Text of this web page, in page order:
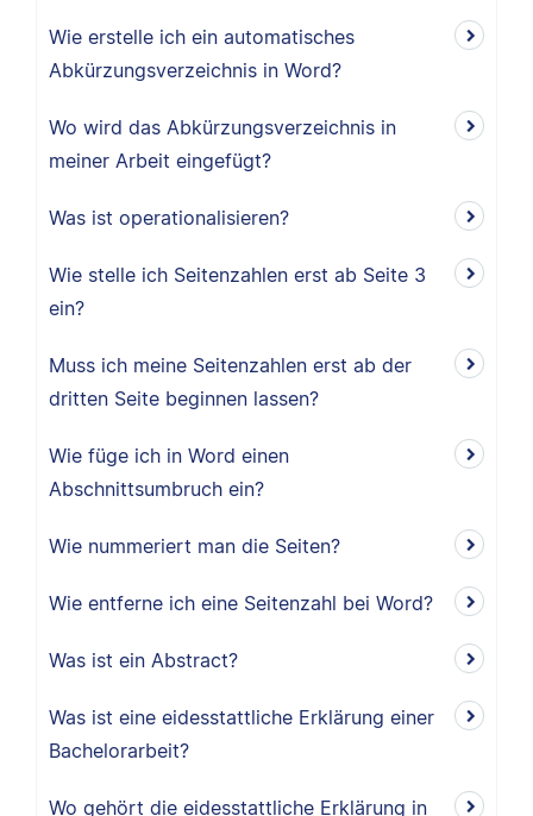
Wie erstelle ich ein automatisches
Abkürzungsverzeichnis in Word?
Wo wird das Abkürzungsverzeichnis in
meiner Arbeit eingefügt?
Was ist operationalisieren?
Wie stelle ich Seitenzahlen erst ab Seite 3
ein?
Muss ich meine Seitenzahlen erst ab der
dritten Seite beginnen lassen?
Wie füge ich in Word einen
Abschnittsumbruch ein?
Wie nummeriert man die Seiten?
Wie entferne ich eine Seitenzahl bei Word?
Was ist ein Abstract?
Was ist eine eidesstattliche Erklärung einer
Bachelorarbeit?
Wo gehört die eidesstattliche Erklärung in